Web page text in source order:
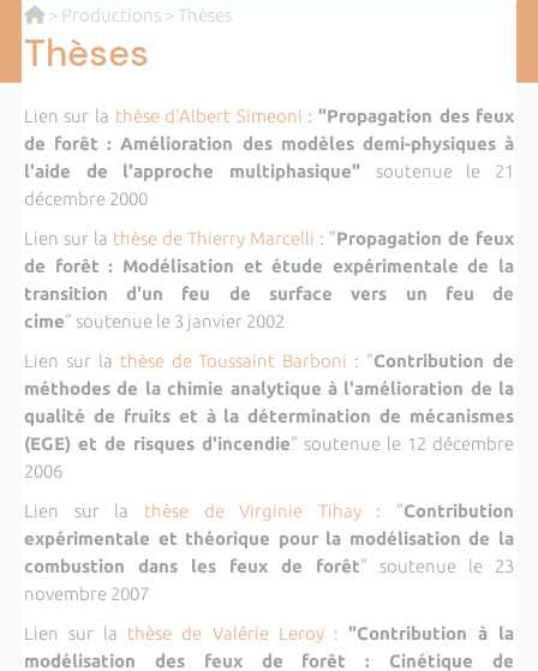
> Productions> Thèses
Thèses
Lien sur la thèse d'Albert Simeoni : "Propagation des feux
de forêt : Amélioration des modèles demi-physiques à
l'aide de l'approche multiphasique" soutenue le 21
décembre 2000
Lien sur la thèse de Thierry Marcelli : "Propagation de feux
de forêt : Modélisation et étude expérimentale de la
transition d'un feu de surface vers un feu de
cime" soutenue le 3 janvier 2002
Lien sur la thèse de Toussaint Barboni : "Contribution de
méthodes de la chimie analytique à l'amélioration de la
qualité de fruits et à la détermination de mécanismes
(EGE) et de risques d'incendie" soutenue le 12 décembre
2006
Lien sur la thèse de Virginie Tihay: "Contribution
expérimentale et théorique pour la modélisation de la
combustion dans les feux de forêt" soutenue le 23
novembre 2007
Lien sur la thèse de Valérie Leroy: "Contribution à la
modélisation des feux de forêt : Cinétique de